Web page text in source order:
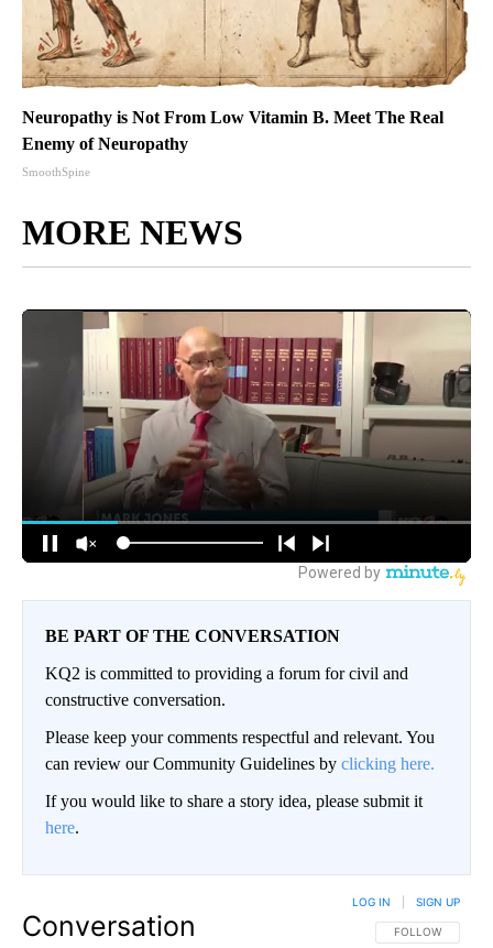
Neuropathy is Not From Low Vitamin B. Meet The Real
Enemy of Neuropathy
SmoothSpine
MORE NEWS
BE PART OF THE CONVERSATION
KQ2 is committed to providing a forum for civil and
constructive conversation.
Please keep your comments respectful and relevant. You
can review our Community Guidelines by clicking here.
If you would like to share a story idea, please submit it
here.
Conversation FOLLOW THIS
FOLLOW
LOG IN SIGN UP